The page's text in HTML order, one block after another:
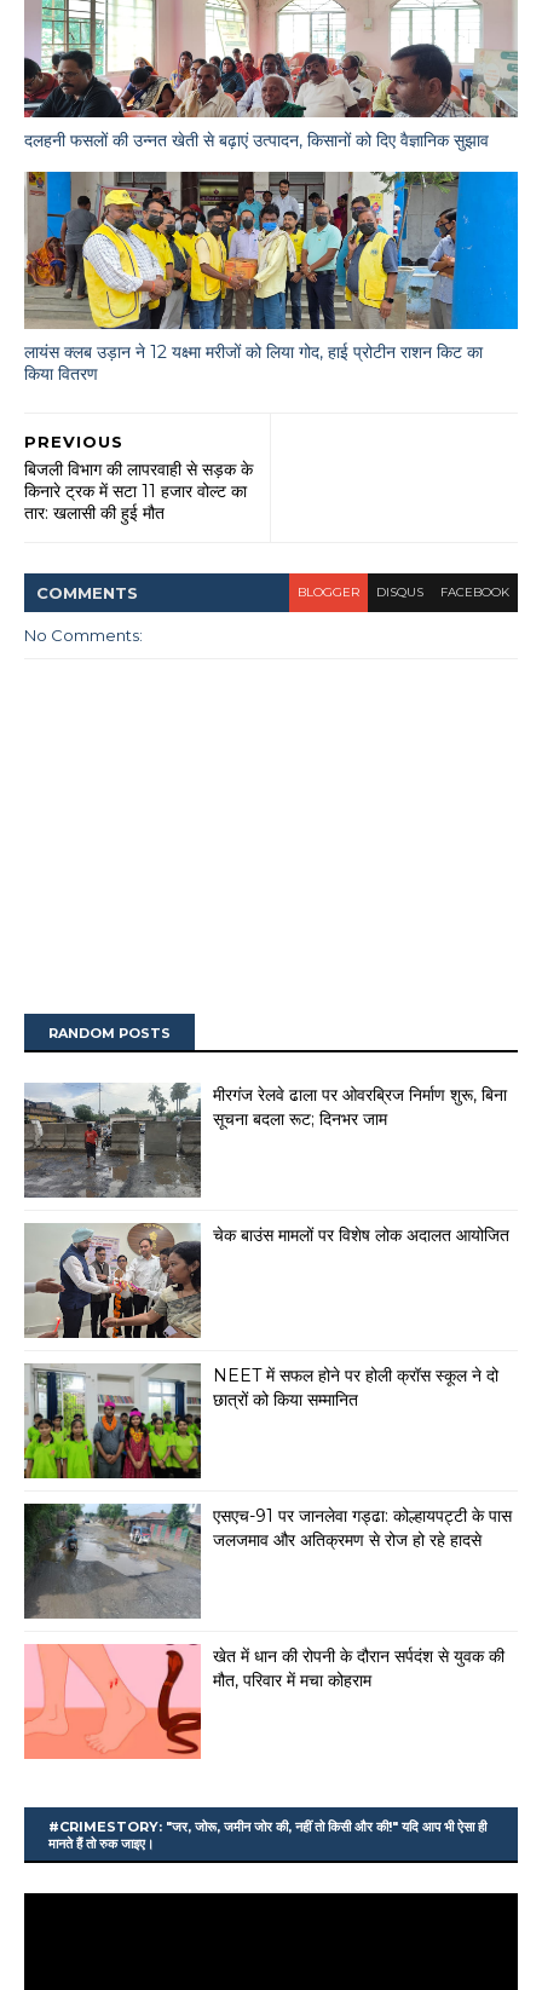
दलहनी फसलों की उन्नत खेती से बढ़ाएं उत्पादन, किसानों को दिए वैज्ञानिक सुझाव
लायंस क्लब उड़ान ने 12 यक्ष्मा मरीजों को लिया गोद, हाई प्रोटीन राशन किट का
किया वितरण
PREVIOUS
बिजली विभाग की लापरवाही से सड़क के
किनारे ट्रक में सटा 11 हजार वोल्ट का
तार: खलासी की हुई मौत
COMMENTS BLOGGER DISQUS FACEBOOK
No Comments:
RANDOM POSTS
मीरगंज रेलवे ढाला पर ओवरब्रिज निर्माण शुरू, बिना
सूचना बदला रूट; दिनभर जाम
चेक बाउंस मामलों पर विशेष लोक अदालत आयोजित
NEET में सफल होने पर होली क्रॉस स्कूल ने दो
छात्रों को किया सम्मानित
एसएच-91 पर जानलेवा गड्ढा: कोल्हायपट्टी के पास
जलजमाव और अतिक्रमण से रोज हो रहे हादसे
खेत में धान की रोपनी के दौरान सर्पदंश से युवक की
मौत, परिवार में मचा कोहराम
#CRIMESTORY: "जर, जोरू, जमीन जोर की, नहीं तो किसी और की!" यदि आप भी ऐसा ही
मानते हैं तो रुक जाइए।